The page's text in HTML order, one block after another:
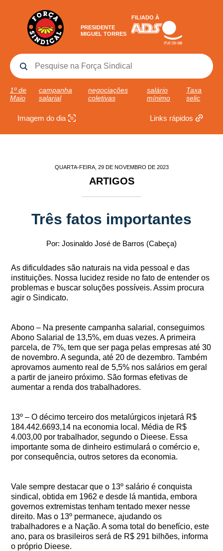
PRESIDENTE
MIGUEL TORRES
FILIADO À
1º de
Maio
campanha
salarial
negociações
coletivas
salário
mínimo
Taxa
selic
Imagem do dia Links rápidos
QUARTA-FEIRA, 29 DE NOVEMBRO DE 2023
ARTIGOS
Três fatos importantes
Por: Josinaldo José de Barros (Cabeça)
As dificuldades são naturais na vida pessoal e das
instituições. Nossa lucidez reside no fato de entender os
problemas e buscar soluções possíveis. Assim procura
agir o Sindicato.
Abono – Na presente campanha salarial, conseguimos
Abono Salarial de 13,5%, em duas vezes. A primeira
parcela, de 7%, tem que ser paga pelas empresas até 30
de novembro. A segunda, até 20 de dezembro. Também
aprovamos aumento real de 5,5% nos salários em geral
a partir de janeiro próximo. São formas efetivas de
aumentar a renda dos trabalhadores.
13º – O décimo terceiro dos metalúrgicos injetará R$
184.442.6693,14 na economia local. Média de R$
4.003,00 por trabalhador, segundo o Dieese. Essa
importante soma de dinheiro estimulará o comércio e,
por consequência, outros setores da economia.
Vale sempre destacar que o 13º salário é conquista
sindical, obtida em 1962 e desde lá mantida, embora
governos extremistas tenham tentado mexer nesse
direito. Mas o 13º permanece, ajudando os
trabalhadores e a Nação. A soma total do benefício, este
ano, para os brasileiros será de R$ 291 bilhões, informa
o próprio Dieese.